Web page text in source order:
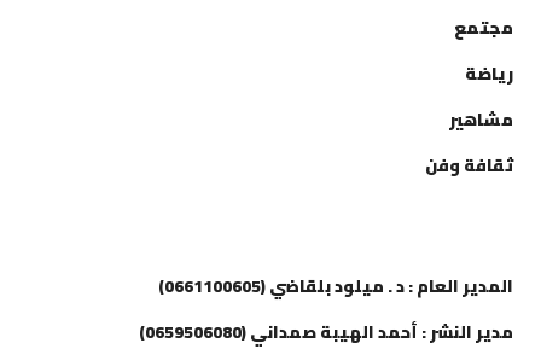
مجتمع
رياضة
مشاهير
ثقافة وفن
المدير العام : د . ميلود بلقاضي (0661100605)
مدير النشر : أحمد الهيبة صمداني (0659506080)